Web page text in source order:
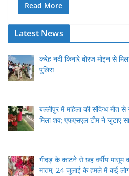
Read More
Latest News
करेह नदी किनारे बोरज मोइन से
पुलिस
बल्लीपुर में महिला की संदिग्ध
मिला शव; एफएसएल टीम ने जुटाए
गीदड़ के काटने से छह वर्षीय मासूम
मातम; 24 जुलाई के हमले में कई